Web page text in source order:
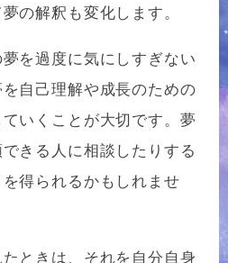
の解釈も変化します。
を過度に気にしすぎない
自己理解や成長のための
いくことが大切です。夢
きる人に相談したりする
得られるかもしれませ
ときは、それを自分自身